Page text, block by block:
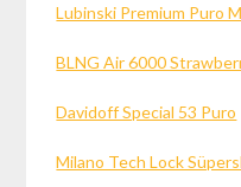
Lubinski Premium Puro
BLNG Air 6000
Davidoff Special 53 Puro
Milano Tech Lock